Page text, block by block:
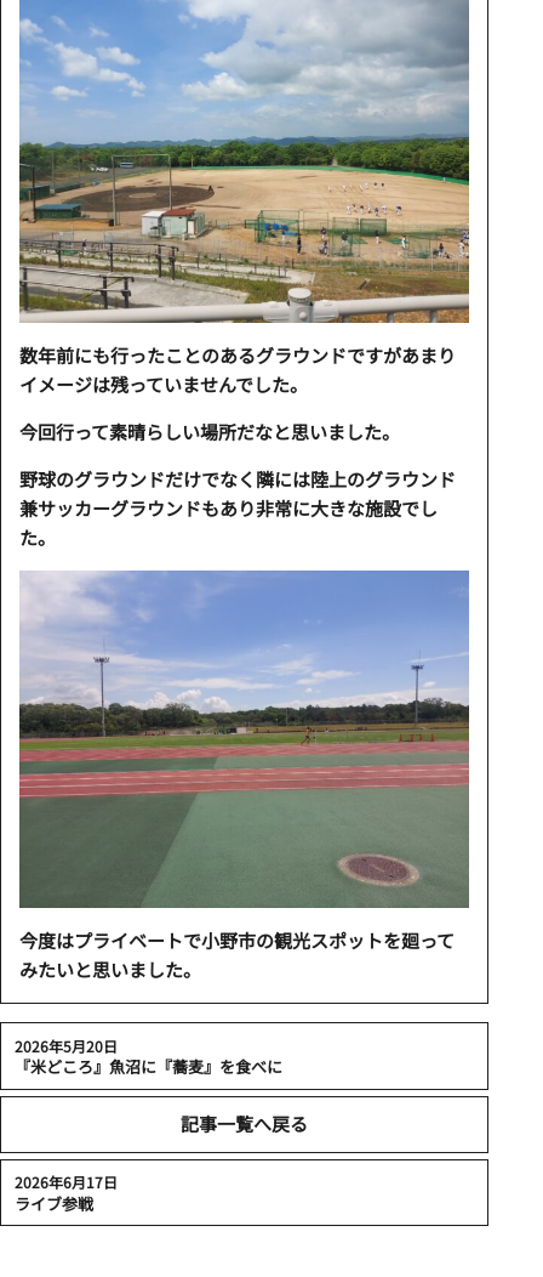
数年前にも行ったことのあるグラウンドですがあまり
イメージは残っていませんでした。
今回行って素晴らしい場所だなと思いました。
野球のグラウンドだけでなく隣には陸上のグラウンド
兼サッカーグラウンドもあり非常に大きな施設でし
た。
今度はプライベートで小野市の観光スポットを廻って
みたいと思いました。
2026年5月20日
『米どころ』魚沼に『蕎麦』を食べに
記事一覧へ戻る
2026年6月17日
ライブ参戦